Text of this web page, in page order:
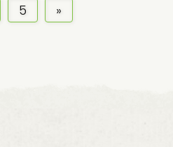
5 »